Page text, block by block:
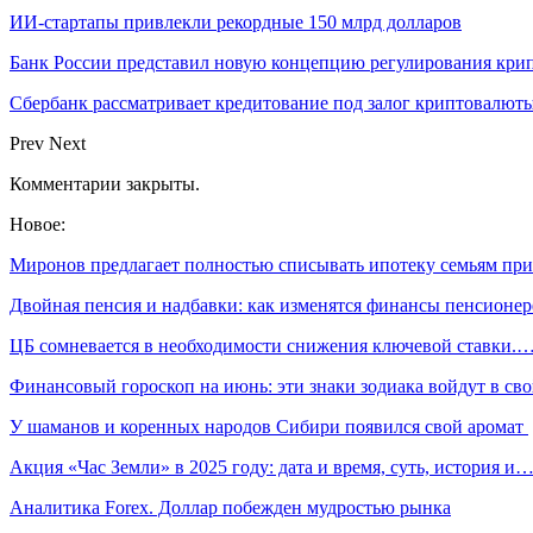
ИИ-стартапы привлекли рекордные 150 млрд долларов
Банк России представил новую концепцию регулирования
Сбербанк рассматривает кредитование под залог
Prev Next
Комментарии закрыты.
Новое:
Миронов предлагает полностью списывать ипотеку семьям
Двойная пенсия и надбавки: как изменятся финансы
ЦБ сомневается в необходимости снижения ключевой ставки.…
Финансовый гороскоп на июнь: эти знаки зодиака войдут в
У шаманов и коренных народов Сибири появился свой аромат
Акция «Час Земли» в 2025 году: дата и время, суть, история и…
Аналитика Forex. Доллар побежден мудростью рынка